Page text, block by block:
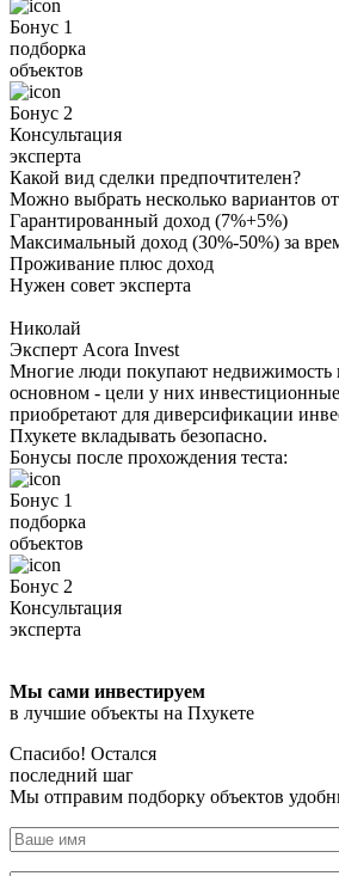
Бонус 1
подборка
объектов
Бонус 2
Консультация
эксперта
Какой вид сделки предпочтителен?
Можно выбрать несколько вариантов
Гарантированный доход (7%+5%)
Максимальный доход (30%-50%) за
Проживание плюс доход
Нужен совет эксперта
Николай
Эксперт Acora Invest
Многие люди покупают недвижимость
основном - цели у них
приобретают для диверсификации
Пхукете вкладывать безопасно.
Бонусы после прохождения теста:
Бонус 1
подборка
объектов
Бонус 2
Консультация
эксперта
Мы сами инвестируем
в лучшие объекты на Пхукете
Спасибо! Остался
последний шаг
Мы отправим подборку объектов